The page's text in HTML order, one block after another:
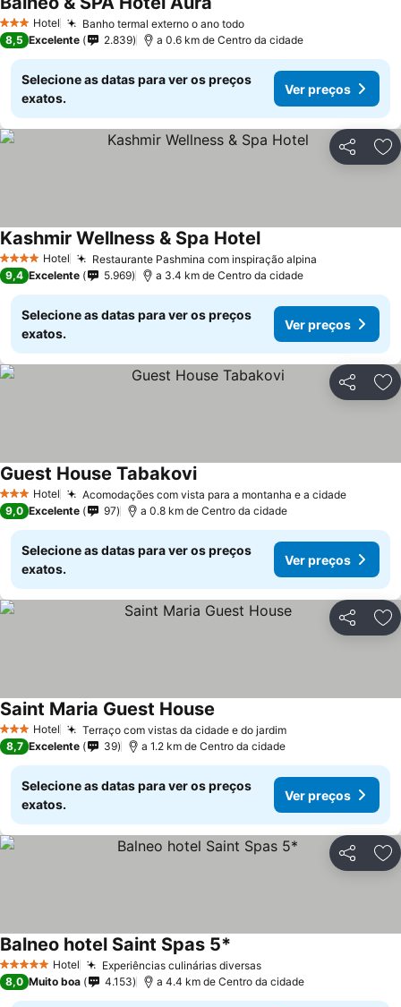
3 EstrelasHotel Banho termal externo o ano todoVer preços
8,5 Excelente 2.839 a 0.6 km de Centro da cidade
Selecione as datas para ver os preços
exatos.
Ver preços
Partilhar
4 EstrelasHotel Restaurante Pashmina com inspiração alpina
Kashmir Wellness & Spa HotelVer preços
9,4 Excelente 5.969 a 3.4 km de Centro da cidade
Selecione as datas para ver os preços
exatos.
Ver preços
Partilhar
3 EstrelasHotel Acomodações com vista para a montanha e a cidadeVer
Guest House TabakoviVer preços
9,0 Excelente 97 a 0.8 km de Centro da cidade
Selecione as datas para ver os preços
exatos.
Ver preços
Partilhar
3 EstrelasHotel Terraço com vistas da cidade e do jardimVer preços
Saint Maria Guest House
8,7 Excelente 39 a 1.2 km de Centro da cidade
Selecione as datas para ver os preços
exatos.
Ver preços
Partilhar
5 Estrelas Hotel Experiências culinárias diversasVer preços
Balneo hotel Saint Spas 5*
8,0 Muito boa 4.153 a 4.4 km de Centro da cidade